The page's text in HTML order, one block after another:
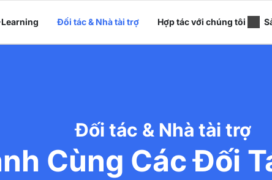
Đối tác & Nhà tài trợ Hợp tác với chúng tôi
Đối tác & Nhà tài trợ
Cùng Các Đối